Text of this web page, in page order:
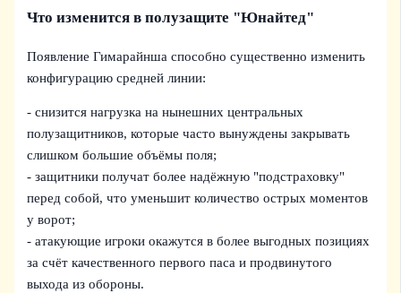
Что изменится в полузащите "Юнайтед"
Появление Гимарайнша способно существенно изменить
конфигурацию средней линии:
- снизится нагрузка на нынешних центральных
полузащитников, которые часто вынуждены закрывать
слишком большие объёмы поля;
- защитники получат более надёжную "подстраховку"
перед собой, что уменьшит количество острых моментов
у ворот;
- атакующие игроки окажутся в более выгодных позициях
за счёт качественного первого паса и продвинутого
выхода из обороны.